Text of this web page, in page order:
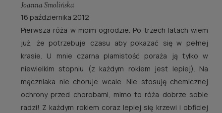
Joanna Smolińska
16 października 2012
Pierwsza róża w moim ogrodzie. Po trzech latach wiem
już, że potrzebuje czasu aby pokazać się w pełnej
krasie. U mnie czarna plamistość poraża ją tylko w
niewielkim stopniu (z każdym rokiem jest lepiej). Na
mączniaka nie choruje wcale. Nie stosuję chemicznej
ochrony przed chorobami, mimo to róża dobrze sobie
radzi! Z każdym rokiem coraz lepiej się krzewi i obficiej